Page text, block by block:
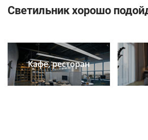
Светильник хорошо
Previous
Кафе, ресторан